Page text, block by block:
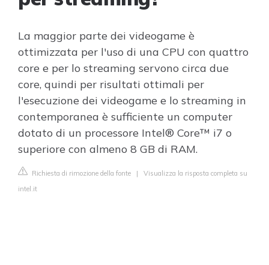
La maggior parte dei videogame è
ottimizzata per l'uso di una CPU con quattro
core e per lo streaming servono circa due
core, quindi per risultati ottimali per
l'esecuzione dei videogame e lo streaming in
contemporanea è sufficiente un computer
dotato di un processore Intel® Core™ i7 o
superiore con almeno 8 GB di RAM.
Richiesta di rimozione della fonte | Visualizza la risposta completa su
intel.it